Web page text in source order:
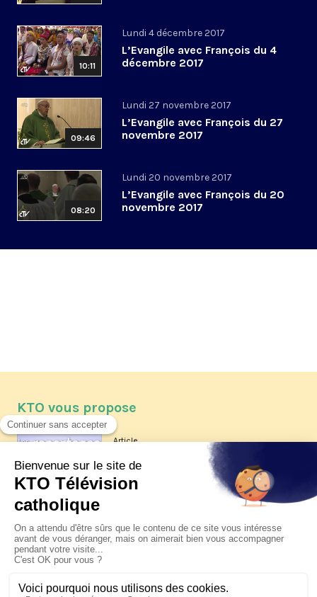
10:11
Lundi 4 décembre 2017
L’Evangile avec François du 4
décembre 2017
09:46
Lundi 27 novembre 2017
L’Evangile avec François du 27
novembre 2017
08:20
Lundi 20 novembre 2017
L’Evangile avec François du 20
novembre 2017
KTO vous propose
Article
Les reportages d'été 2026 de KTO
La visite pastorale du pape Léon
XIV à Assise à suivre sur KTO le
jeudi 6 août
Le pape en Uruguay, Argentine et